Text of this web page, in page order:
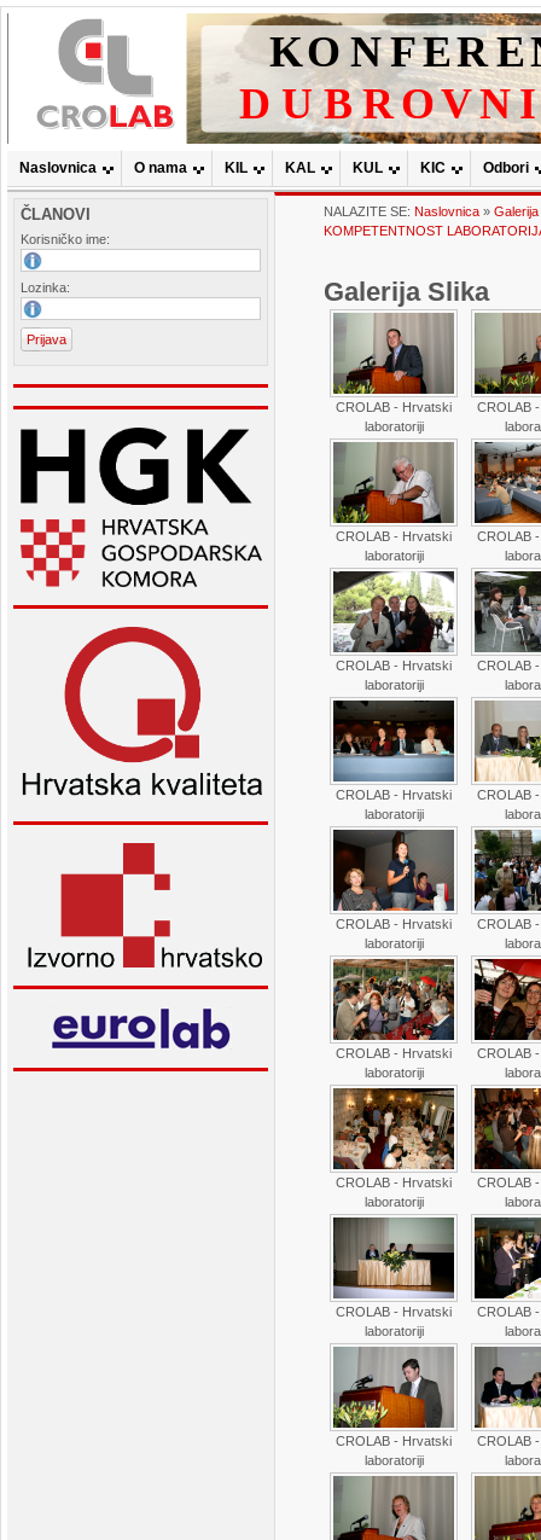
Naslovnica O nama KIL KAL KUL KIC Odbori
ČLANOVI
Korisničko ime:
Lozinka:
NALAZITE SE: Naslovnica » Galerija
KOMPETENTNOST
Galerija Slika
CROLAB - Hrvatski
laboratoriji
CROLAB
CROLAB - Hrvatski
laboratoriji
CROLAB
CROLAB - Hrvatski
laboratoriji
CROLAB
CROLAB - Hrvatski
laboratoriji
CROLAB
CROLAB - Hrvatski
laboratoriji
CROLAB
CROLAB - Hrvatski
laboratoriji
CROLAB
CROLAB - Hrvatski
laboratoriji
CROLAB
CROLAB - Hrvatski
laboratoriji
CROLAB
CROLAB - Hrvatski
laboratoriji
CROLAB